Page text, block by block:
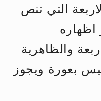
وتعرّف على حقيقة
وأهداف >> المزيد
التي تنص
اظهاره
والظاهرية
بعورة ويجوز